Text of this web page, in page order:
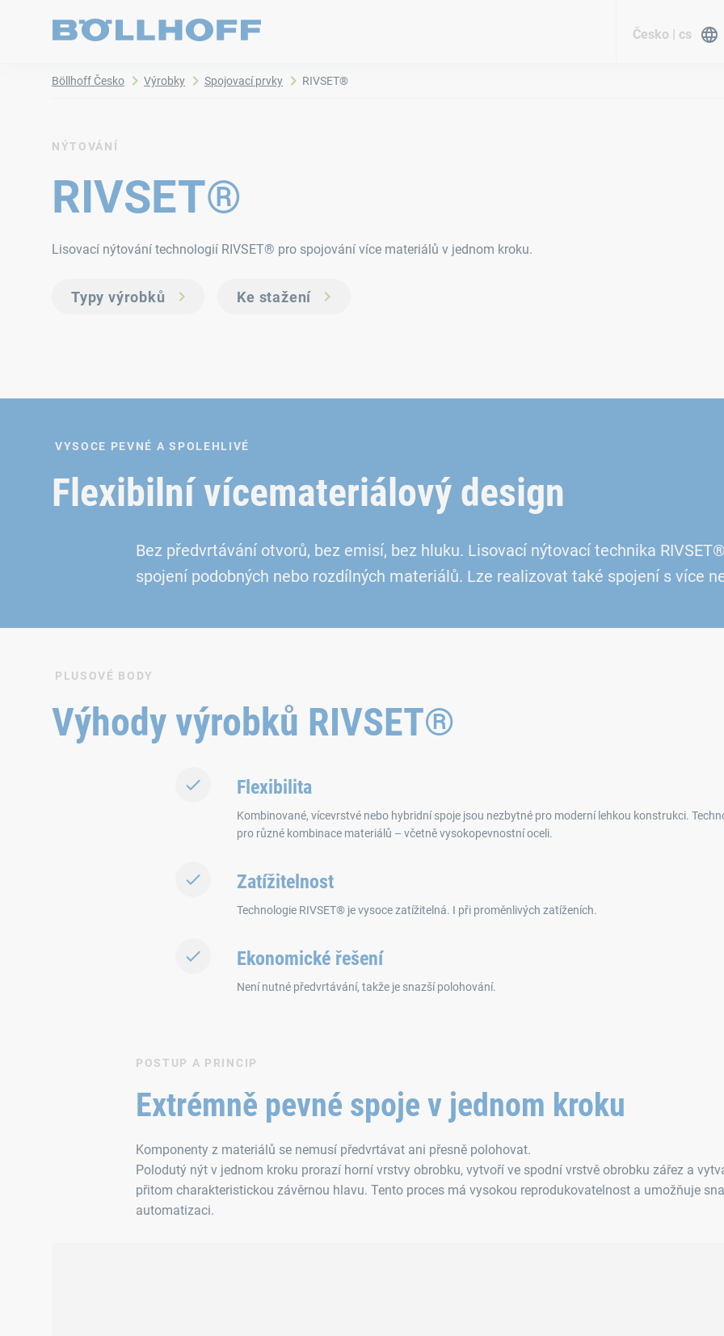
Česko | cs
Böllhoff Česko Výrobky Spojovací prvky RIVSET®
NÝTOVÁNÍ
RIVSET®
Lisovací nýtování technologií RIVSET® pro spojování více materiálů v jednom kroku.
Typy výrobků Ke stažení
VYSOCE PEVNÉ A SPOLEHLIVÉ
Flexibilní vícemateriálový design
Bez předvrtávání otvorů, bez emisí, bez hluku. Lisovací nýtovací technika
spojení podobných nebo rozdílných materiálů. Lze realizovat také spojení s více
PLUSOVÉ BODY
Výhody výrobků RIVSET®
Flexibilita
Kombinované, vícevrstvé nebo hybridní spoje jsou nezbytné pro moderní lehkou konstrukci.
pro různé kombinace materiálů – včetně vysokopevnostní oceli.
Zatížitelnost
Technologie RIVSET® je vysoce zatížitelná. I při proměnlivých zatíženích.
Ekonomické řešení
Není nutné předvrtávání, takže je snazší polohování.
POSTUP A PRINCIP
Extrémně pevné spoje v jednom kroku
Komponenty z materiálů se nemusí předvrtávat ani přesně polohovat.
Polodutý nýt v jednom kroku prorazí horní vrstvy obrobku, vytvoří ve spodní vrstvě obrobku zářez a
přitom charakteristickou závěrnou hlavu. Tento proces má vysokou reprodukovatelnost a umožňuje
automatizaci.